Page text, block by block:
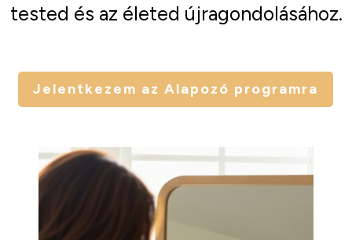
tested és az életed újragondolásához.
Jelentkezem az Alapozó programra